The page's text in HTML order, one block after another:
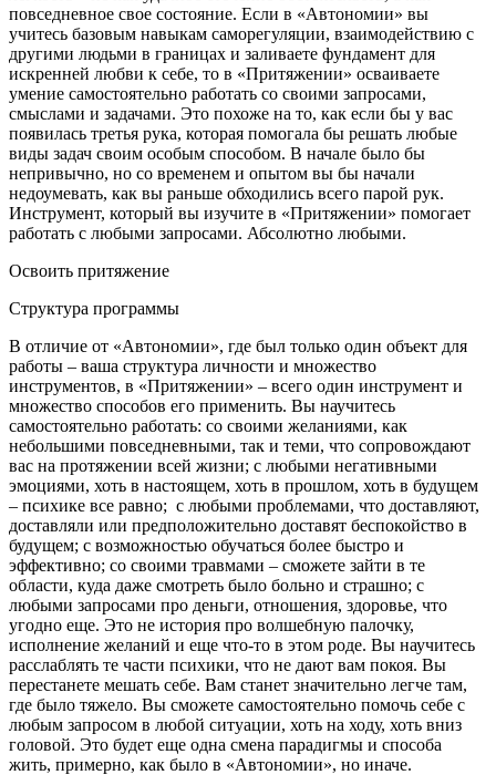
повседневное свое состояние. Если в «Автономии» вы
учитесь базовым навыкам саморегуляции, взаимодействию с
другими людьми в границах и заливаете фундамент для
искренней любви к себе, то в «Притяжении» осваиваете
умение самостоятельно работать со своими запросами,
смыслами и задачами. Это похоже на то, как если бы у вас
появилась третья рука, которая помогала бы решать любые
виды задач своим особым способом. В начале было бы
непривычно, но со временем и опытом вы бы начали
недоумевать, как вы раньше обходились всего парой рук.
Инструмент, который вы изучите в «Притяжении» помогает
работать с любыми запросами. Абсолютно любыми.
Освоить притяжение
Структура программы
В отличие от «Автономии», где был только один объект для
работы – ваша структура личности и множество
инструментов, в «Притяжении» – всего один инструмент и
множество способов его применить. Вы научитесь
самостоятельно работать: со своими желаниями, как
небольшими повседневными, так и теми, что сопровождают
вас на протяжении всей жизни; с любыми негативными
эмоциями, хоть в настоящем, хоть в прошлом, хоть в будущем
– психике все равно; с любыми проблемами, что доставляют,
доставляли или предположительно доставят беспокойство в
будущем; с возможностью обучаться более быстро и
эффективно; со своими травмами – сможете зайти в те
области, куда даже смотреть было больно и страшно; с
любыми запросами про деньги, отношения, здоровье, что
угодно еще. Это не история про волшебную палочку,
исполнение желаний и еще что-то в этом роде. Вы научитесь
расслаблять те части психики, что не дают вам покоя. Вы
перестанете мешать себе. Вам станет значительно легче там,
где было тяжело. Вы сможете самостоятельно помочь себе с
любым запросом в любой ситуации, хоть на ходу, хоть вниз
головой. Это будет еще одна смена парадигмы и способа
жить, примерно, как было в «Автономии», но иначе.